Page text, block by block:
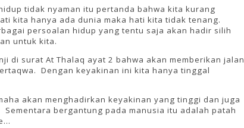
tidak nyaman itu pertanda bahwa kita kurang
kita hanya ada dunia maka hati kita tidak tenang.
persoalan hidup yang tentu saja akan hadir silih
untuk kita.
di surat At Thalaq ayat 2 bahwa akan memberikan jalan
Dengan keyakinan ini kita hanya tinggal
akan menghadirkan keyakinan yang tinggi dan juga
bergantung pada manusia itu adalah patah